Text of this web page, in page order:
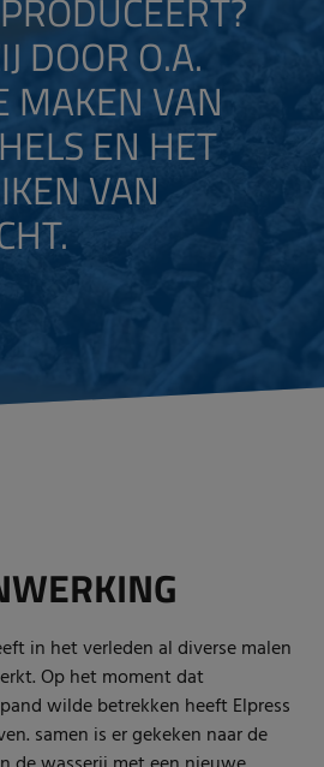
DOOR O.A.
MAKEN VAN
EN HET
VAN
in het verleden al diverse malen
Op het moment dat
wilde betrekken heeft Elpress
samen is er gekeken naar de